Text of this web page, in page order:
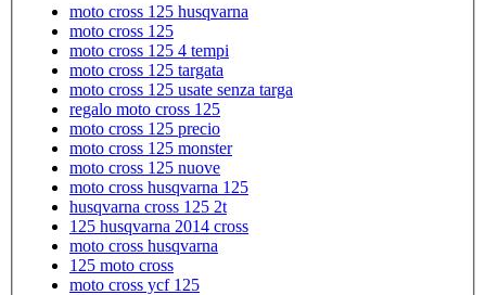
moto cross 125 husqvarna
moto cross 125
moto cross 125 4 tempi
moto cross 125 targata
moto cross 125 usate senza targa
regalo moto cross 125
moto cross 125 precio
moto cross 125 monster
moto cross 125 nuove
moto cross husqvarna 125
husqvarna cross 125 2t
125 husqvarna 2014 cross
moto cross husqvarna
125 moto cross
moto cross ycf 125